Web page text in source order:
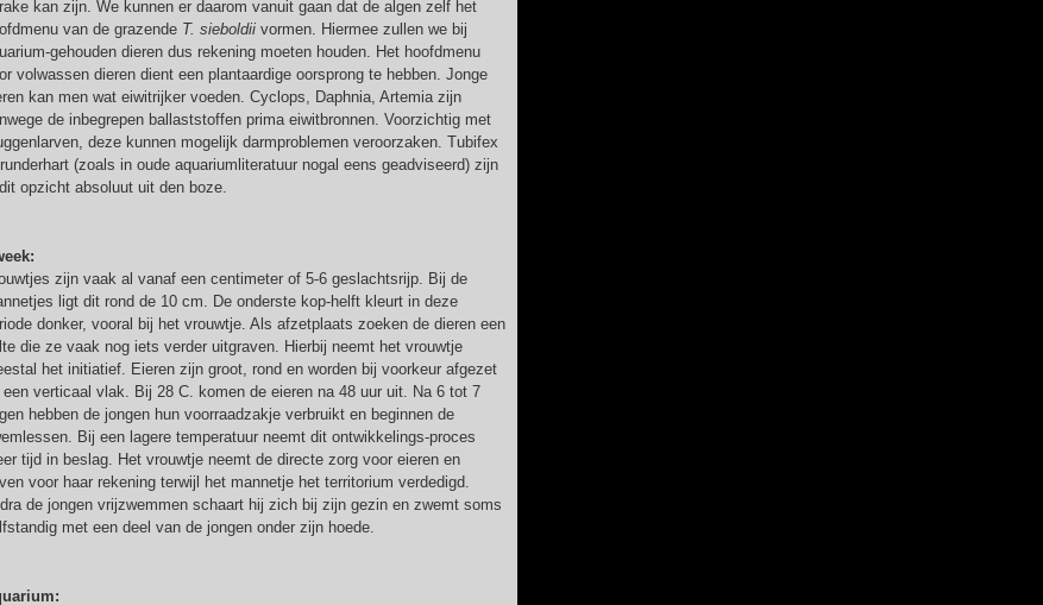
kan zijn. We kunnen er daarom vanuit gaan dat de algen zelf het
van de grazende T. sieboldii vormen. Hiermee zullen we bij
gehouden dieren dus rekening moeten houden. Het hoofdmenu
volwassen dieren dient een plantaardige oorsprong te hebben. Jonge
kan men wat eiwitrijker voeden. Cyclops, Daphnia, Artemia zijn
de inbegrepen ballaststoffen prima eiwitbronnen. Voorzichtig met
deze kunnen mogelijk darmproblemen veroorzaken. Tubifex
(zoals in oude aquariumliteratuur nogal eens geadviseerd) zijn
opzicht absoluut uit den boze.
zijn vaak al vanaf een centimeter of 5-6 geslachtsrijp. Bij de
ligt dit rond de 10 cm. De onderste kop-helft kleurt in deze
donker, vooral bij het vrouwtje. Als afzetplaats zoeken de dieren een
die ze vaak nog iets verder uitgraven. Hierbij neemt het vrouwtje
het initiatief. Eieren zijn groot, rond en worden bij voorkeur afgezet
een verticaal vlak. Bij 28 C. komen de eieren na 48 uur uit. Na 6 tot 7
hebben de jongen hun voorraadzakje verbruikt en beginnen de
Bij een lagere temperatuur neemt dit ontwikkelings-proces
tijd in beslag. Het vrouwtje neemt de directe zorg voor eieren en
voor haar rekening terwijl het mannetje het territorium verdedigd.
de jongen vrijzwemmen schaart hij zich bij zijn gezin en zwemt soms
met een deel van de jongen onder zijn hoede.